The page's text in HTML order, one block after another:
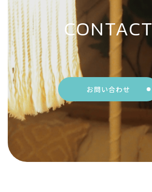
CONTACT
お問い合わせ